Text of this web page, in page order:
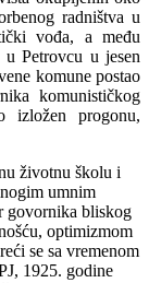
radništva u
vođa, a među
Petrovcu u jesen
komune postao
komunističkog
izložen progonu,
životnu školu i
umnim
govornika bliskog
optimizmom
se sa vremenom
1925. godine